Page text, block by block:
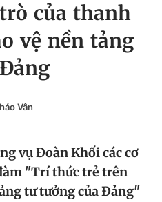
Tin 24h
Magazine
của thanh
vệ nền tảng
Vân
vụ Đoàn Khối các cơ
"Trí thức trẻ trên
tư tưởng của Đảng"